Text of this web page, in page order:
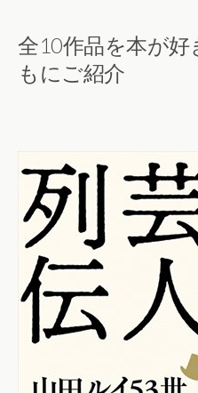
全10作品を本が好
もにご紹介